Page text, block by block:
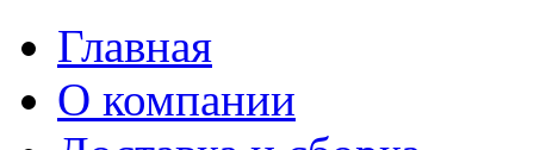
Главная
О компании